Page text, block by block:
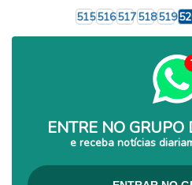
515516517518519
ENTRE NO
e receba notícias